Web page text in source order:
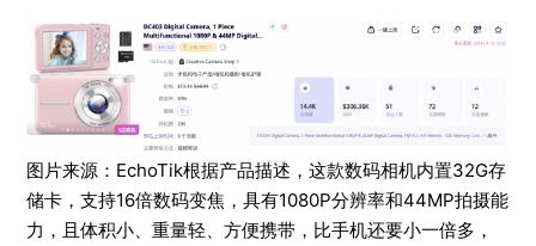
图片来源：EchoTik根据产品描述，这款数码相机内置32G存
储卡，支持16倍数码变焦，具有1080P分辨率和44MP拍摄能
力，且体积小、重量轻、方便携带，比手机还要小一倍多，